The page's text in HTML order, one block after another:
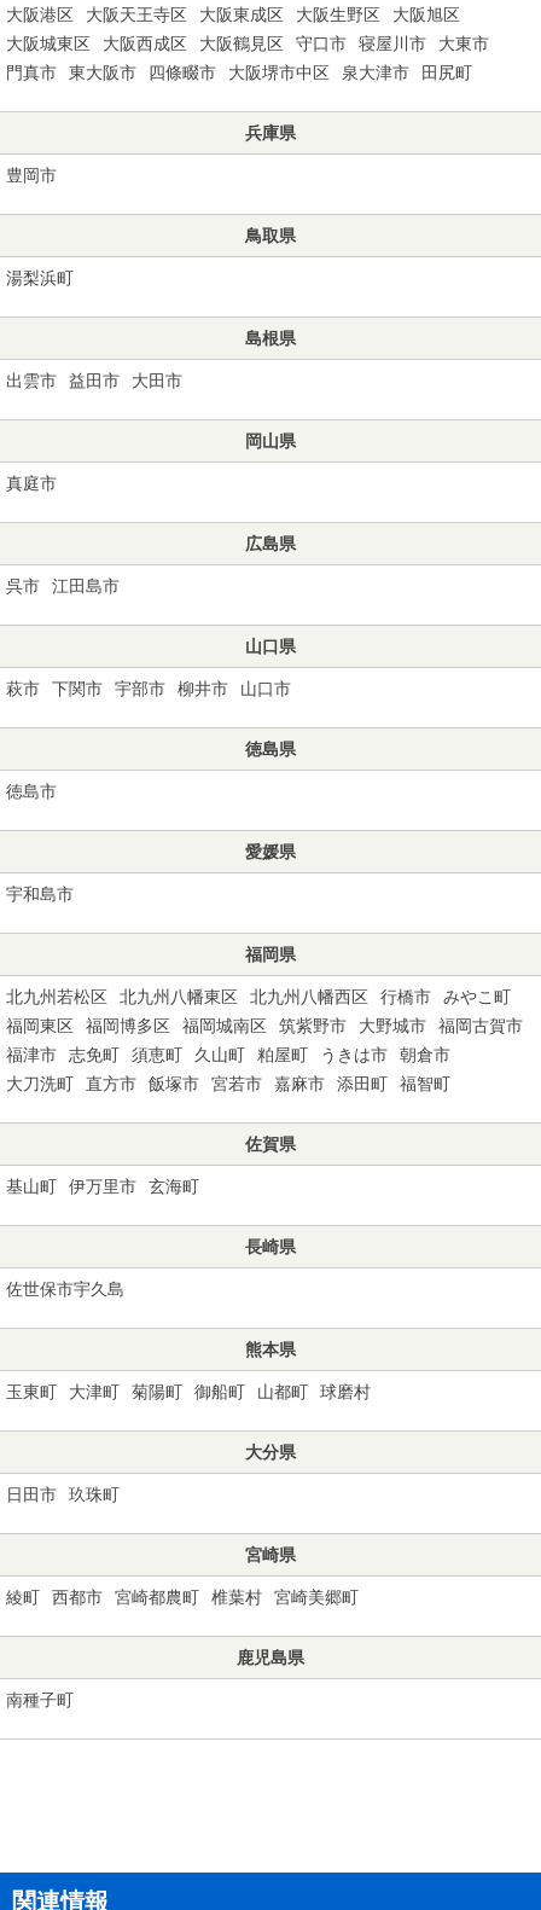
大阪港区 大阪天王寺区 大阪東成区 大阪生野区
大阪旭区
大阪城東区
大阪西成区 大阪鶴見区 守口市 寝屋川市
大東市
門真市
東大阪市 四條畷市 大阪堺市中区 泉大津市 田尻町
兵庫県
豊岡市
鳥取県
湯梨浜町
島根県
出雲市 益田市 大田市
岡山県
真庭市
広島県
呉市 江田島市
山口県
萩市 下関市 宇部市 柳井市 山口市
徳島県
徳島市
愛媛県
宇和島市
福岡県
北九州若松区 北九州八幡東区 北九州八幡西区 行橋市
みやこ町
福岡東区
福岡博多区 福岡城南区 筑紫野市 大野城市
福岡古賀市
福津市
志免町 須恵町 久山町 粕屋町 うきは市
朝倉市
大刀洗町
直方市 飯塚市 宮若市 嘉麻市 添田町 福智町
佐賀県
基山町 伊万里市 玄海町
長崎県
佐世保市宇久島
熊本県
玉東町 大津町 菊陽町 御船町 山都町 球磨村
大分県
日田市 玖珠町
宮崎県
綾町 西都市 宮崎都農町 椎葉村 宮崎美郷町
鹿児島県
南種子町
関連情報